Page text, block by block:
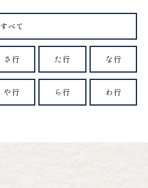
すべて
さ行 た行 な行
や行 ら行 わ行